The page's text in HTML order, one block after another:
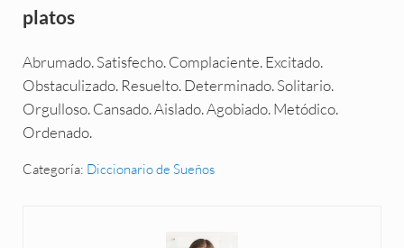
platos
Abrumado. Satisfecho. Complaciente. Excitado.
Obstaculizado. Resuelto. Determinado. Solitario.
Orgulloso. Cansado. Aislado. Agobiado. Metódico.
Ordenado.
Categoría: Diccionario de Sueños